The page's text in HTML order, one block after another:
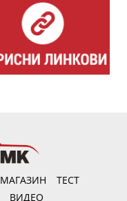
МАГАЗИН
ТЕСТ
ВИДЕО